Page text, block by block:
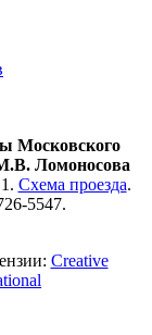
Московского
Ломоносова
Схема проезда.
5547.
Creative